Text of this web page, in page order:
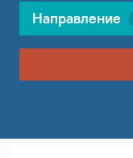
Направление